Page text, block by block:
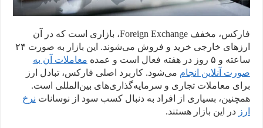
فارکس، مخفف Foreign Exchange، بازاری است که در آن
ارزهای خارجی خرید و فروش می‌شوند. این بازار به صورت ۲۴
ساعته و ۵ روز در هفته فعال است و عمده
معاملات آن به
صورت آنلاین انجام می‌شود. کاربرد اصلی فارکس، تبادل ارز
برای معاملات تجاری و سرمایه‌گذاری‌های بین‌المللی است.
همچنین، بسیاری از افراد به دنبال کسب سود از نوسانات نرخ
ارز در این بازار هستند.